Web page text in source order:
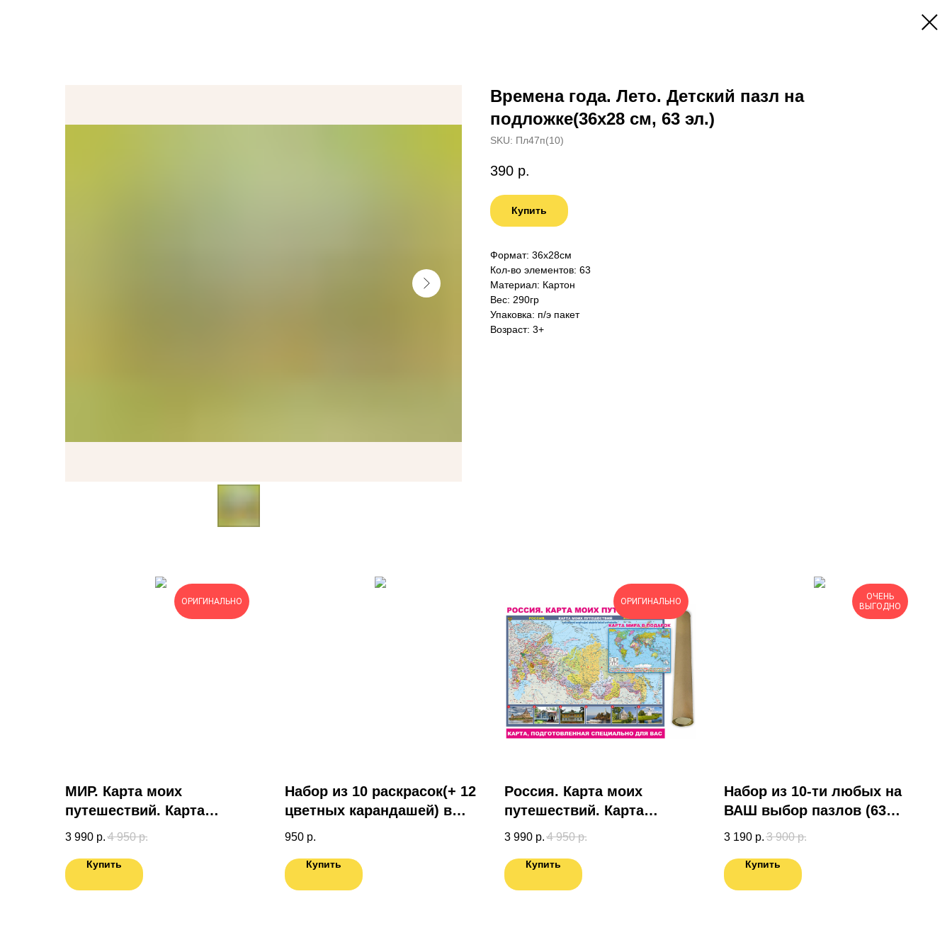
Времена года. Лето. Детский пазл на
подложке(36х28 см, 63 эл.)
SKU: Пл47п(10)
390 р.
Купить
Формат: 36х28см
Кол-во элементов: 63
Материал: Картон
Вес: 290гр
Упаковка: п/э пакет
Возраст: 3+
ОРИГИНАЛЬНО
МИР. Карта моих
путешествий. Карта
подготовленная
Карта России в ПОДАРОК
3 990 р. 4 950 р.
Купить
Набор из 10 раскрасок(+ 12
цветных карандашей) в
подарочной коробке
950 р.
Купить
ОРИГИНАЛЬНО
Россия. Карта моих
путешествий. Карта
подготовленная
Карта мира в ПОДАРОК
3 990 р. 4 950 р.
Купить
ОЧЕНЬ
ВЫГОДНО
Набор из 10-ти любых на
ВАШ выбор пазлов (63
эл.)
3 190 р. 3 900 р.
Купить